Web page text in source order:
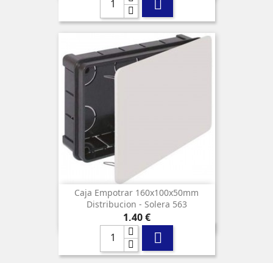

Caja Empotrar 160x100x50mm
Distribucion - Solera 563
Precio
1,40 €
